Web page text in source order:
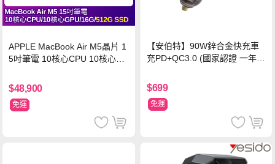
APPLE MacBook Air M5晶片 1
5吋筆電 10核心CPU 10核心GP
$48,900
免運
【安伯特】90W鋅合金快充車
充PD+QC3.0 (國家認證 一年保
$699
免運